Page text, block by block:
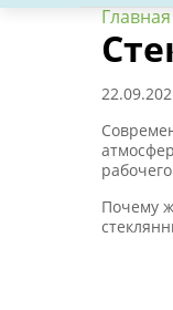
Главная
Почему